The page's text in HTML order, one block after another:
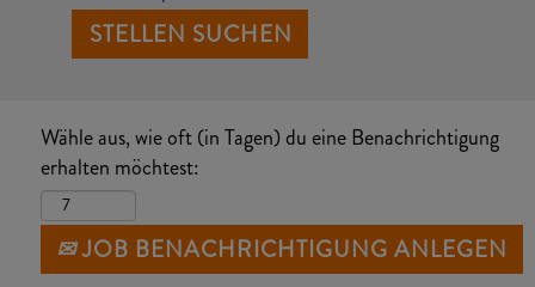
Wähle aus, wie oft (in Tagen) du eine Benachrichtigung
erhalten möchtest:
JOB BENACHRICHTIGUNG ANLEGEN